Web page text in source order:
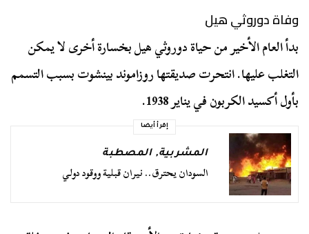
وفاة دوروثي هيل
بدأ العام الأخير من حياة دوروثي هيل بخسارة أخرى لا يمكن
التغلب عليها. انتحرت صديقتها روزاموند بينشوت بسبب التسمم
بأول أكسيد الكربون في يناير 1938.
إقرأ أيضا
المشربية,المصطبة
السودان يحترق.. نيران قبلية ووقود دولي